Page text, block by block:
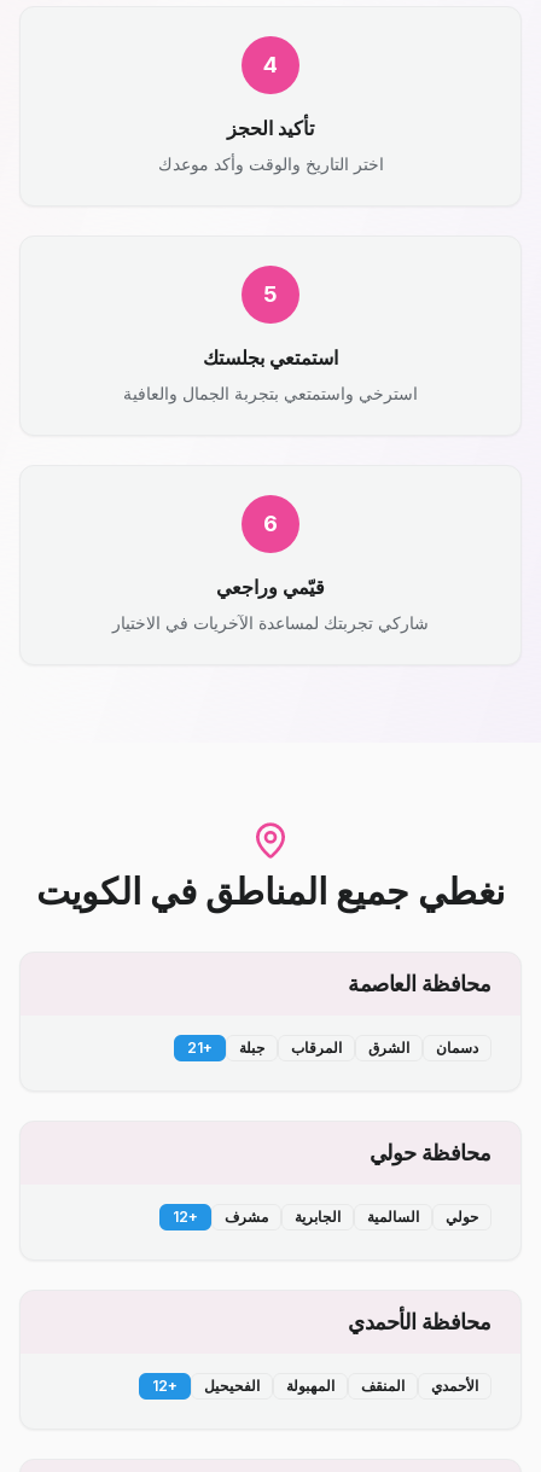
4
تأكيد الحجز
اختر التاريخ والوقت وأكد موعدك
5
استمتعي بجلستك
استرخي واستمتعي بتجربة الجمال والعافية
6
قيّمي وراجعي
شاركي تجربتك لمساعدة الآخريات في الاختيار
نغطي جميع المناطق في الكويت
محافظة العاصمة
دسمان الشرق المرقاب جبلة +
21
محافظة حولي
حولي السالمية الجابرية مشرف +
12
محافظة الأحمدي
الأحمدي المنقف المهبولة الفحيحيل +
12